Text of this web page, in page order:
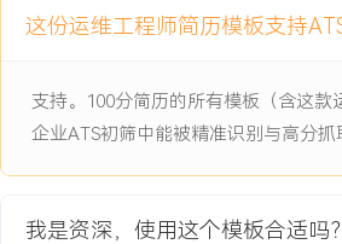
自动化发布XXX次，故障平均恢复时间降
4.推行的SRE实践使公司整体事故数量下
5.通过有效的技术治理与成本优化，三年
与管控水平行业领先。
7.在预算框架内高质量完成技术供给，通
这份运维工程师简历模板支持
支持。100分简历的所有模板（含这
企业ATS初筛中能被精准识别与高分抓
我是资深，使用这个模板合适吗？